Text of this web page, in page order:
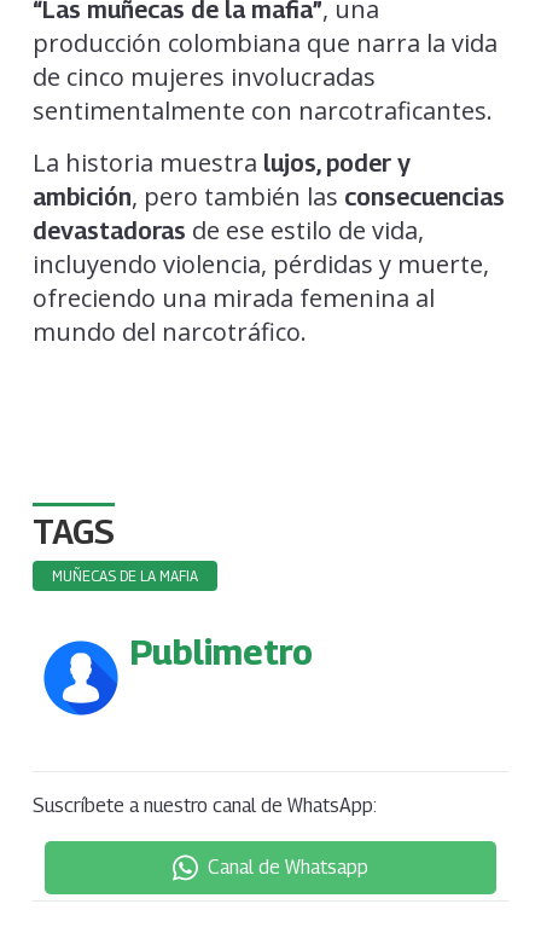
“Las muñecas de la mafia”, una
producción colombiana que narra la vida
de cinco mujeres involucradas
sentimentalmente con narcotraficantes.
La historia muestra lujos, poder y
ambición, pero también las consecuencias
devastadoras de ese estilo de vida,
incluyendo violencia, pérdidas y muerte,
ofreciendo una mirada femenina al
mundo del narcotráfico.
TAGS
MUÑECAS DE LA MAFIA
Publimetro
Suscríbete a nuestro canal de WhatsApp:
Canal de Whatsapp